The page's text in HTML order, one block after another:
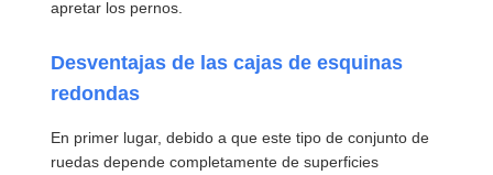
Visita A La
Control De
Contacto Noticias
apretar los pernos.
Desventajas de las cajas de esquinas
redondas
En primer lugar, debido a que este tipo de conjunto de
ruedas depende completamente de superficies